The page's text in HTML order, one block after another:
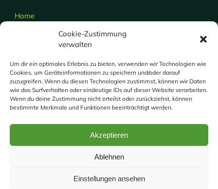
Cookie-Zustimmung
verwalten
Um dir ein optimales Erlebnis zu bieten, verwenden wir Technologien wie
Cookies, um Geräteinformationen zu speichern und/oder darauf
zuzugreifen. Wenn du diesen Technologien zustimmst, können wir Daten
wie das Surfverhalten oder eindeutige IDs auf dieser Website verarbeiten.
Wenn du deine Zustimmung nicht erteilst oder zurückziehst, können
bestimmte Merkmale und Funktionen beeinträchtigt werden.
Akzeptieren
Ablehnen
Einstellungen ansehen
Home
Gartenservice
Hausmeisterdienst
Galerie
Kontakt
Datenschutzerklärung